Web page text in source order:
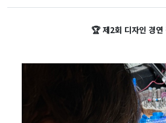
🏆 제2회 디자인 경연